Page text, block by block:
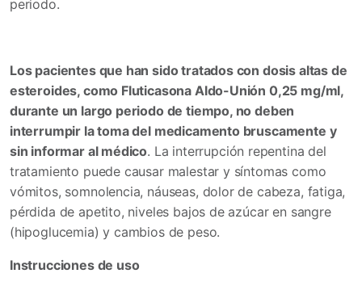
periodo.
Los pacientes que han sido tratados con dosis altas de
esteroides, como Fluticasona Aldo-Unión 0,25 mg/ml,
durante un largo periodo de tiempo, no deben
interrumpir la toma del medicamento bruscamente y
sin informar al médico. La interrupción repentina del
tratamiento puede causar malestar y síntomas como
vómitos, somnolencia, náuseas, dolor de cabeza, fatiga,
pérdida de apetito, niveles bajos de azúcar en sangre
(hipoglucemia) y cambios de peso.
Instrucciones de uso